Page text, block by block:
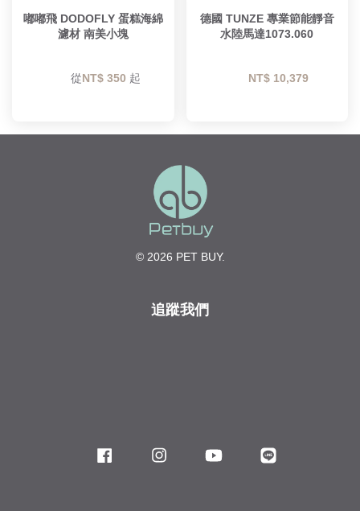
嘟嘟飛 DODOFLY 蛋糕海綿
濾材 南美小塊
        從
NT$ 350 起
德國 TUNZE 專業節能靜音
水陸馬達1073.060
NT$ 10,379
© 2026 PET BUY.
追蹤我們